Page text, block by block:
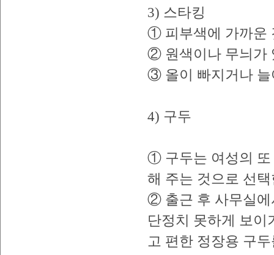
3) 스타킹
① 피부색에 가까운
② 원색이나 무늬가
③ 올이 빠지거나 늘
4) 구두
① 구두는 여성의 또
해 주는 것으로 선
② 출근 후 사무실에
단정치 못하게 보이
고 편한 정장용 구